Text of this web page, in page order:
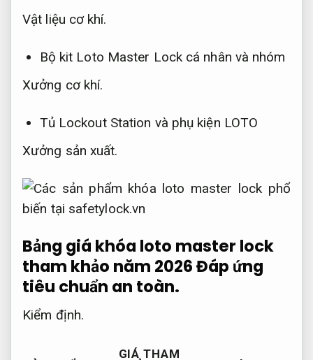
Vật liệu cơ khí.
Bộ kit Loto Master Lock cá nhân và nhóm
Xưởng cơ khí.
Tủ Lockout Station và phụ kiện LOTO
Xưởng sản xuất.
Bảng giá khóa loto master lock
tham khảo năm 2026Đáp ứng
tiêu chuẩn an toàn.
Kiểm định.
GIÁ THAM